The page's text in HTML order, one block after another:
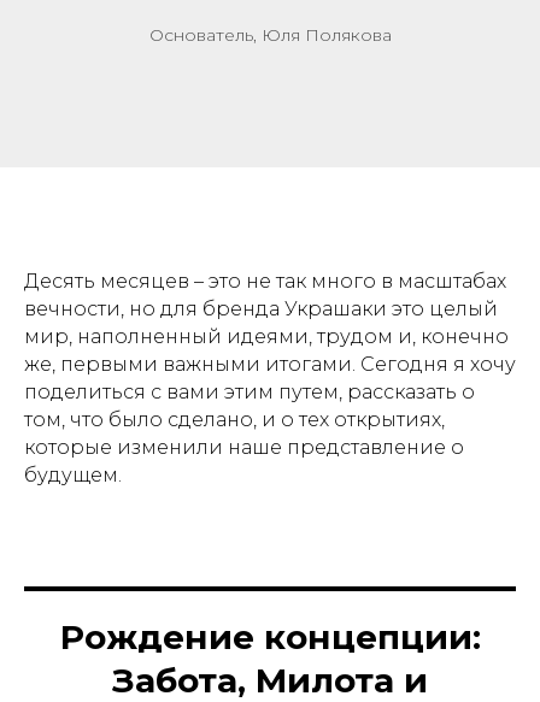
Основатель, Юля Полякова
Десять месяцев – это не так много в масштабах
вечности, но для бренда Украшаки это целый
мир, наполненный идеями, трудом и, конечно
же, первыми важными итогами. Сегодня я хочу
поделиться с вами этим путем, рассказать о
том, что было сделано, и о тех открытиях,
которые изменили наше представление о
будущем.
Рождение концепции:
Забота, Милота и